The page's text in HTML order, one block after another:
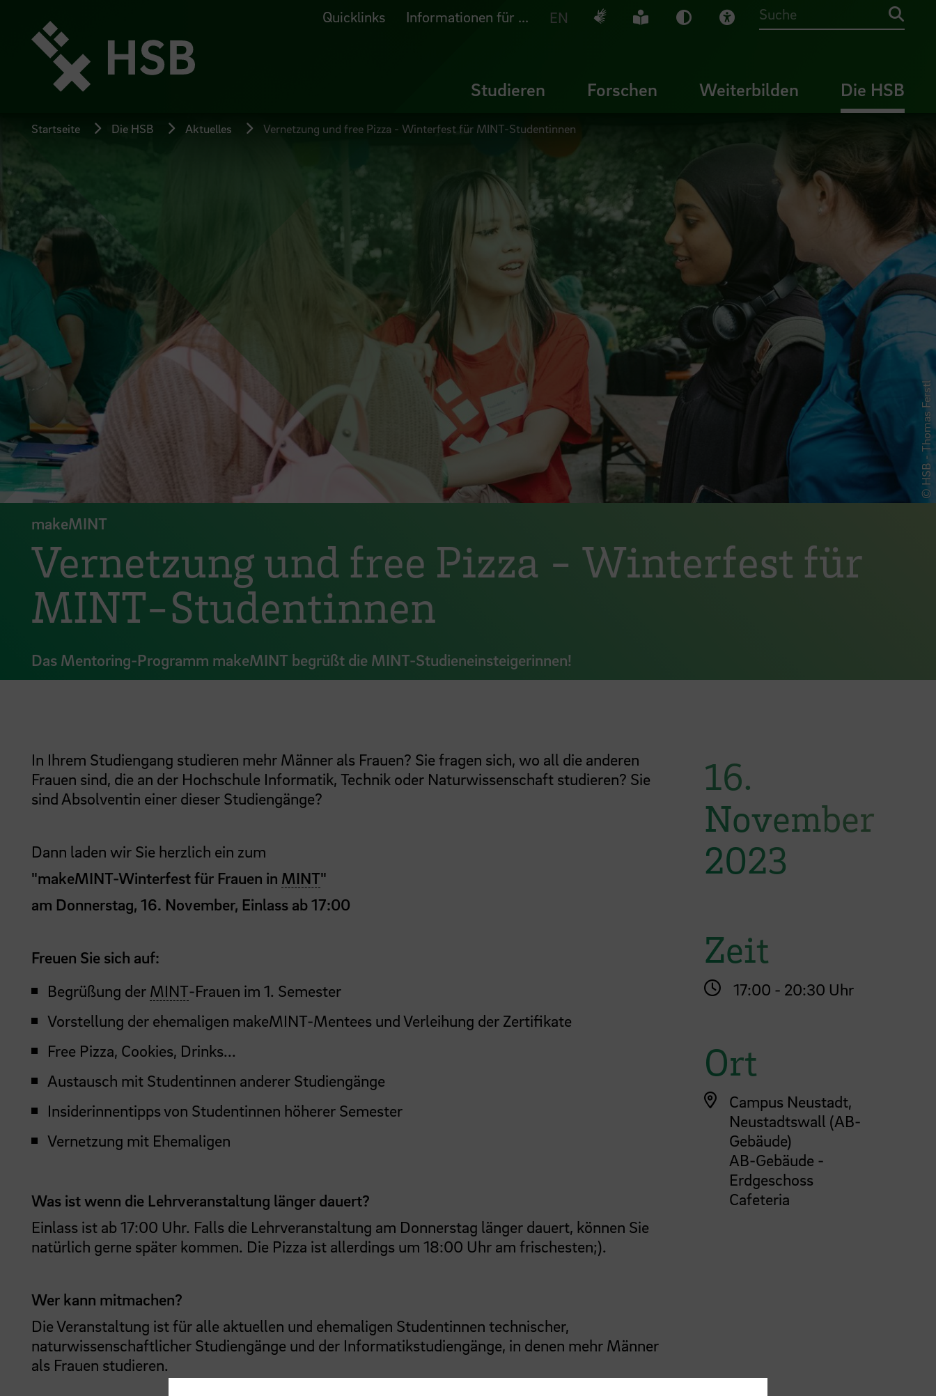
Seiteninhalt
springen
Quicklinks Informationen für ... EN Deutsche Gebärdensprache
Leichte Sprache
Dunkel-Modus
Visuelle Hilfe
Suche
Studieren Forschen Weiterbilden Die HSB
Startseite Die HSB Aktuelles Vernetzung und free Pizza - Winterfest für MINT-Studentinnen
© HSB - Thomas Ferstl
makeMINT
Vernetzung und free Pizza - Winterfest für
MINT-Studentinnen
Das Mentoring-Programm makeMINT begrüßt die MINT-Studieneinsteigerinnen!
In Ihrem Studiengang studieren mehr Männer als Frauen? Sie fragen sich, wo all die anderen
Frauen sind, die an der Hochschule Informatik, Technik oder Naturwissenschaft studieren? Sie
sind Absolventin einer dieser Studiengänge?
Dann laden wir Sie herzlich ein zum
"makeMINT-Winterfest für Frauen in MINT"
am Donnerstag, 16. November, Einlass ab 17:00
Freuen Sie sich auf:
Begrüßung der MINT-Frauen im 1. Semester
Vorstellung der ehemaligen makeMINT-Mentees und Verleihung der Zertifikate
Free Pizza, Cookies, Drinks...
Austausch mit Studentinnen anderer Studiengänge
Insiderinnentipps von Studentinnen höherer Semester
Vernetzung mit Ehemaligen
Was ist wenn die Lehrveranstaltung länger dauert?
Einlass ist ab 17:00 Uhr. Falls die Lehrveranstaltung am Donnerstag länger dauert, können Sie
natürlich gerne später kommen. Die Pizza ist allerdings um 18:00 Uhr am frischesten;).
Wer kann mitmachen?
Die Veranstaltung ist für alle aktuellen und ehemaligen Studentinnen technischer,
naturwissenschaftlicher Studiengänge und der Informatikstudiengänge, in denen mehr Männer
als Frauen studieren.
16.
November
2023
Zeit
17:00 - 20:30 Uhr
Ort
Campus Neustadt,
Neustadtswall (AB-
Gebäude)
AB-Gebäude -
Erdgeschoss
Cafeteria